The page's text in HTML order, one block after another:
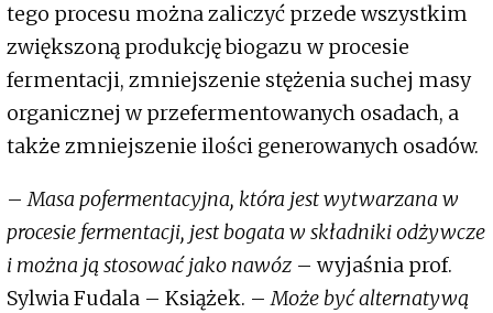
tego procesu można zaliczyć przede wszystkim
zwiększoną produkcję biogazu w procesie
fermentacji, zmniejszenie stężenia suchej masy
organicznej w przefermentowanych osadach, a
także zmniejszenie ilości generowanych osadów.
– Masa pofermentacyjna, która jest wytwarzana w
procesie fermentacji, jest bogata w składniki odżywcze
i można ją stosować jako nawóz – wyjaśnia prof.
Sylwia Fudala – Książek. –Może być alternatywą